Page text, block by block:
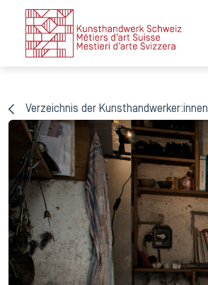
Verzeichnis der Kunsthandwerker:innen